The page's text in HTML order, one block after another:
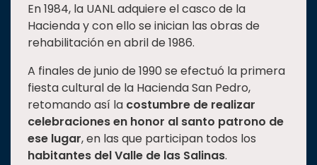
En 1984, la UANL adquiere el casco de la
Hacienda y con ello se inician las obras de
rehabilitación en abril de 1986.
A finales de junio de 1990 se efectuó la primera
fiesta cultural de la Hacienda San Pedro,
retomando así la costumbre de realizar
celebraciones en honor al santo patrono de
ese lugar, en las que participan todos los
habitantes del Valle de las Salinas.